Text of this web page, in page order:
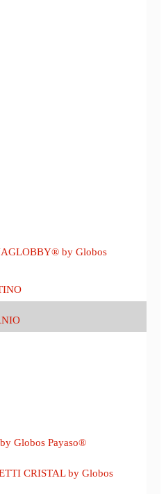
by Globos
Globos Payaso®
CRISTAL by Globos